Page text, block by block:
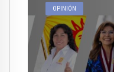
OPINIÓN